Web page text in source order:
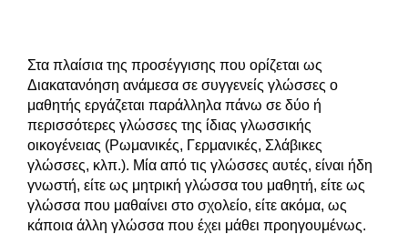
Στα πλαίσια της προσέγγισης που ορίζεται ως
Διακατανόηση ανάμεσα σε συγγενείς γλώσσες ο
μαθητής εργάζεται παράλληλα πάνω σε δύο ή
περισσότερες γλώσσες της ίδιας γλωσσικής
οικογένειας (Ρωμανικές, Γερμανικές, Σλάβικες
γλώσσες, κλπ.). Μία από τις γλώσσες αυτές, είναι ήδη
γνωστή, είτε ως μητρική γλώσσα του μαθητή, είτε ως
γλώσσα που μαθαίνει στο σχολείο, είτε ακόμα, ως
κάποια άλλη γλώσσα που έχει μάθει προηγουμένως.